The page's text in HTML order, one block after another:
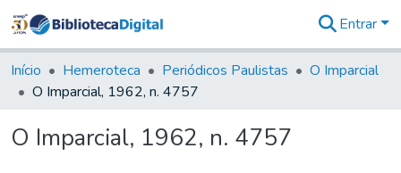
&
Coleções
Tudo na
Digital
Entrar
Início Hemeroteca Periódicos Paulistas
O Imparcial
O Imparcial, 1962, n. 4757
O Imparcial, 1962, n. 4757